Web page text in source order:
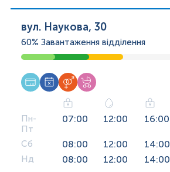
вул. Наукова, 30
60% Завантаження відділення
Пн-
Пт
07:00 12:00 16:00
Сб 08:00 12:00 14:00
Нд 08:00 12:00 14:00